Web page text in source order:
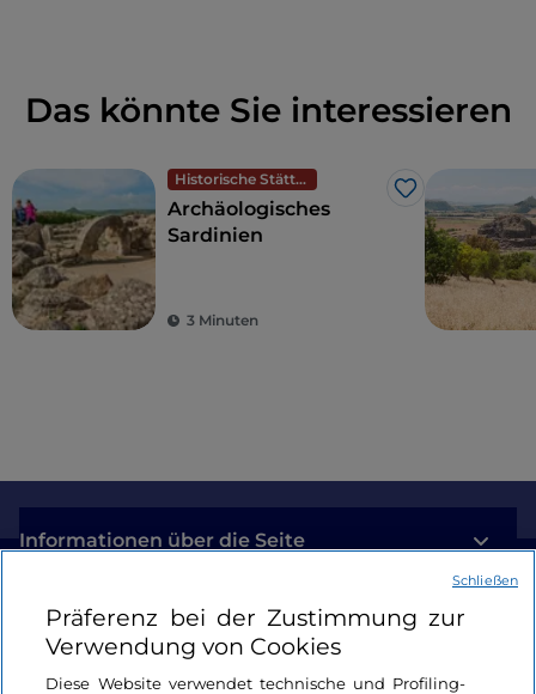
Das könnte Sie interessieren
Historische Stätten
Like
Archäologisches
Sardinien
3 Minuten
Informationen über die Seite
Nützliche Links
Login
Präferenz bei der Zustimmung zur
Verwendung von Cookies
Diese Website verwendet technische und Profiling-
Schließen